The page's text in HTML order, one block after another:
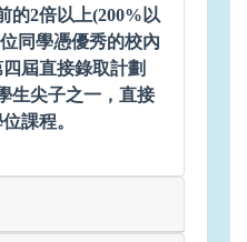
的2倍以上(200%以
位同學憑優秀的校內
屆直接錄取計劃
生尖子之一，直接
課程。